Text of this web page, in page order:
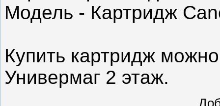
Модель - Картридж
Купить картридж
Универмаг 2 этаж.